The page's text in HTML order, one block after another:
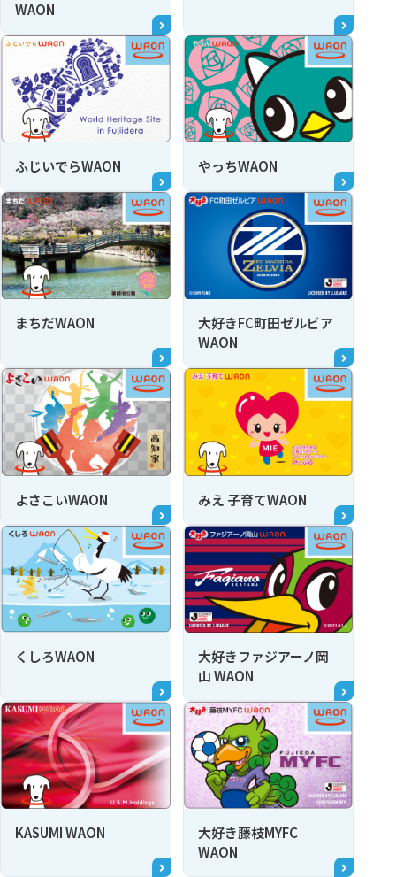
WAON
ふじいでらWAON やっちWAON
まちだWAON
大好きFC町田ゼルビア
WAON
よさこいWAON みえ 子育てWAON
くしろWAON
大好きファジアーノ岡
山 WAON
KASUMI WAON
大好き藤枝MYFC
WAON